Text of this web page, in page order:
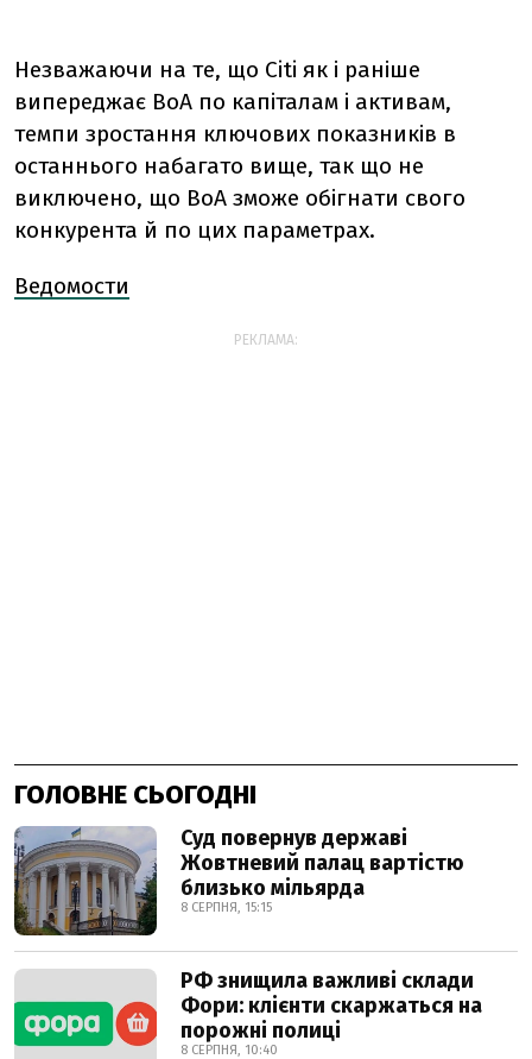
Незважаючи на те, що Citi як і раніше
випереджає ВоA по капіталам і активам,
темпи зростання ключових показників в
останнього набагато вище, так що не
виключено, що ВоA зможе обігнати свого
конкурента й по цих параметрах.
Ведомости
РЕКЛАМА:
ГОЛОВНЕ СЬОГОДНІ
Суд повернув державі
Жовтневий палац вартістю
близько мільярда
8 СЕРПНЯ, 15:15
РФ знищила важливі склади
Фори: клієнти скаржаться на
порожні полиці
8 СЕРПНЯ, 10:40